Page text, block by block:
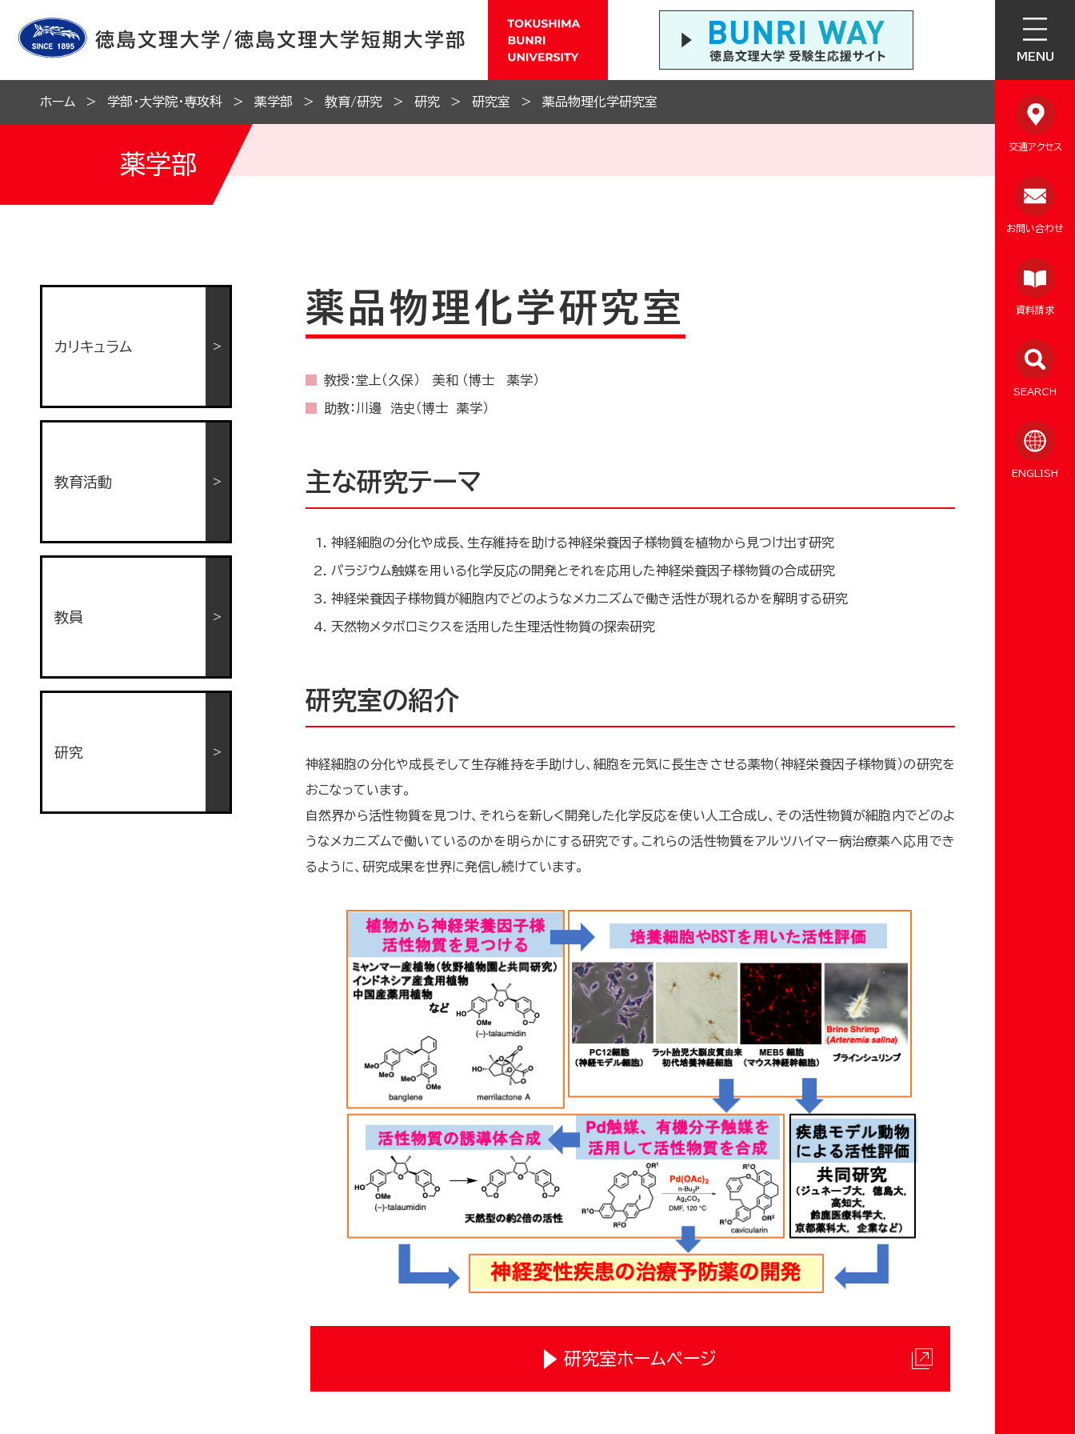
MENU
交通アクセス
お問い合わせ
資料請求
SEARCH
ENGLISH
ホーム 学部・大学院・専攻科 薬学部 教育/研究 研究 研究室 薬品物理化学研究室
薬学部
薬品物理化学研究室
教授：堂上（久保） 美和 （博士 薬学）
助教：川邊 浩史（博士 薬学）
主な研究テーマ
神経細胞の分化や成長、生存維持を助ける神経栄養因子様物質を植物から見つけ出す研究
パラジウム触媒を用いる化学反応の開発とそれを応用した神経栄養因子様物質の合成研究
神経栄養因子様物質が細胞内でどのようなメカニズムで働き活性が現れるかを解明する研究
天然物メタボロミクスを活用した生理活性物質の探索研究
研究室の紹介
神経細胞の分化や成長そして生存維持を手助けし、細胞を元気に長生きさせる薬物（神経栄養因子様物質）の研究を
おこなっています。
自然界から活性物質を見つけ、それらを新しく開発した化学反応を使い人工合成し、その活性物質が細胞内でどのよ
うなメカニズムで働いているのかを明らかにする研究です。これらの活性物質をアルツハイマー病治療薬へ応用でき
るように、研究成果を世界に発信し続けています。
研究室ホームページ
カリキュラム
教育活動
教員
研究